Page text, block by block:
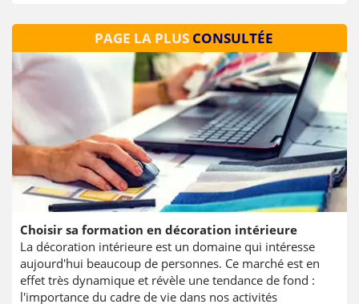
PAGE LA PLUS CONSULTÉE
Choisir sa formation en décoration intérieure
La décoration intérieure est un domaine qui intéresse
aujourd'hui beaucoup de personnes. Ce marché est en
effet très dynamique et révèle une tendance de fond :
l'importance du cadre de vie dans nos activités